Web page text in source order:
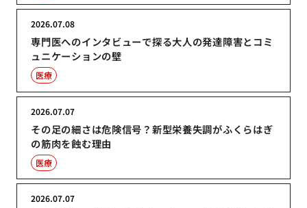
専門医へのインタビューで探る大人の発達障害とコミ
ュニケーションの壁
2026.07.08
医療
その足の細さは危険信号？新型栄養失調がふくらはぎ
の筋肉を蝕む理由
2026.07.07
医療
2026.07.07